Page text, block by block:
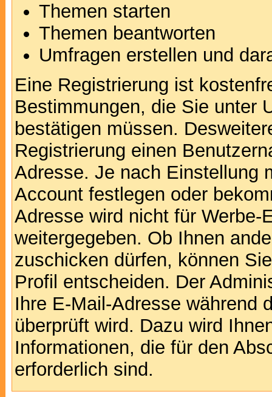
Themen starten
Themen beantworten
Umfragen erstellen und
Eine Registrierung ist
Bestimmungen, die Sie unter
bestätigen müssen.
Registrierung einen
Adresse. Je nach Einstellung
Account festlegen oder
Adresse wird nicht für
weitergegeben. Ob Ihnen
zuschicken dürfen, können
Profil entscheiden. Der
Ihre E-Mail-Adresse während
überprüft wird. Dazu wird
Informationen, die für den
erforderlich sind.